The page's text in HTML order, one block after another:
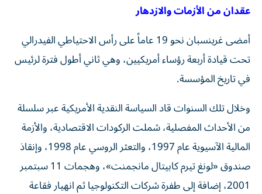
عقدان من الأزمات والازدهار
أمضى غرينسبان نحو 19 عاماً على رأس الاحتياطي الفيدرالي
تحت قيادة أربعة رؤساء أمريكيين، وهي ثاني أطول فترة لرئيس
في تاريخ المؤسسة.
وخلال تلك السنوات قاد السياسة النقدية الأمريكية عبر سلسلة
من الأحداث المفصلية، شملت الركودات الاقتصادية، والأزمة
المالية الآسيوية عام 1997، والتعثر الروسي عام 1998، وإنقاذ
صندوق «لونغ تيرم كابيتال مانجمنت»، وهجمات 11 سبتمبر
2001، إضافة إلى طفرة شركات التكنولوجيا ثم انهيار فقاعة